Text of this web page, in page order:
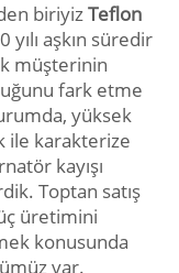
biriyizTeflon
aşkın süredir
müşterinin
fark etme
yüksek
ile karakterize
kayışı
Toptan satış
üretimini
konusunda
var.